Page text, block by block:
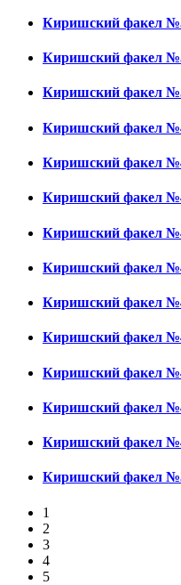
Киришский факел
Киришский факел
Киришский факел
Киришский факел
Киришский факел
Киришский факел
Киришский факел
Киришский факел
Киришский факел
Киришский факел
Киришский факел
Киришский факел
Киришский факел
Киришский факел
1
2
3
4
5